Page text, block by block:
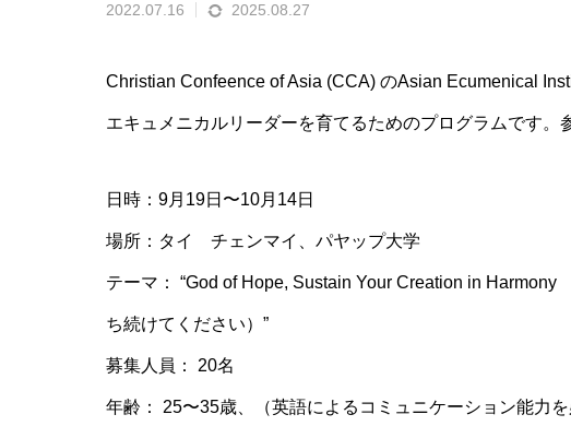
2022.07.16 2025.08.27
Christian Confeence of Asia (CCA) のAsian Ecumenical
エキュメニカルリーダーを育てるためのプログラムです。
日時：9月19日〜10月14日
場所：タイ チェンマイ、パヤップ大学
テーマ： “God of Hope, Sustain Your Creation in
ち続けてください）”
募集人員： 20名
年齢： 25〜35歳、（英語によるコミュニケーション能力を